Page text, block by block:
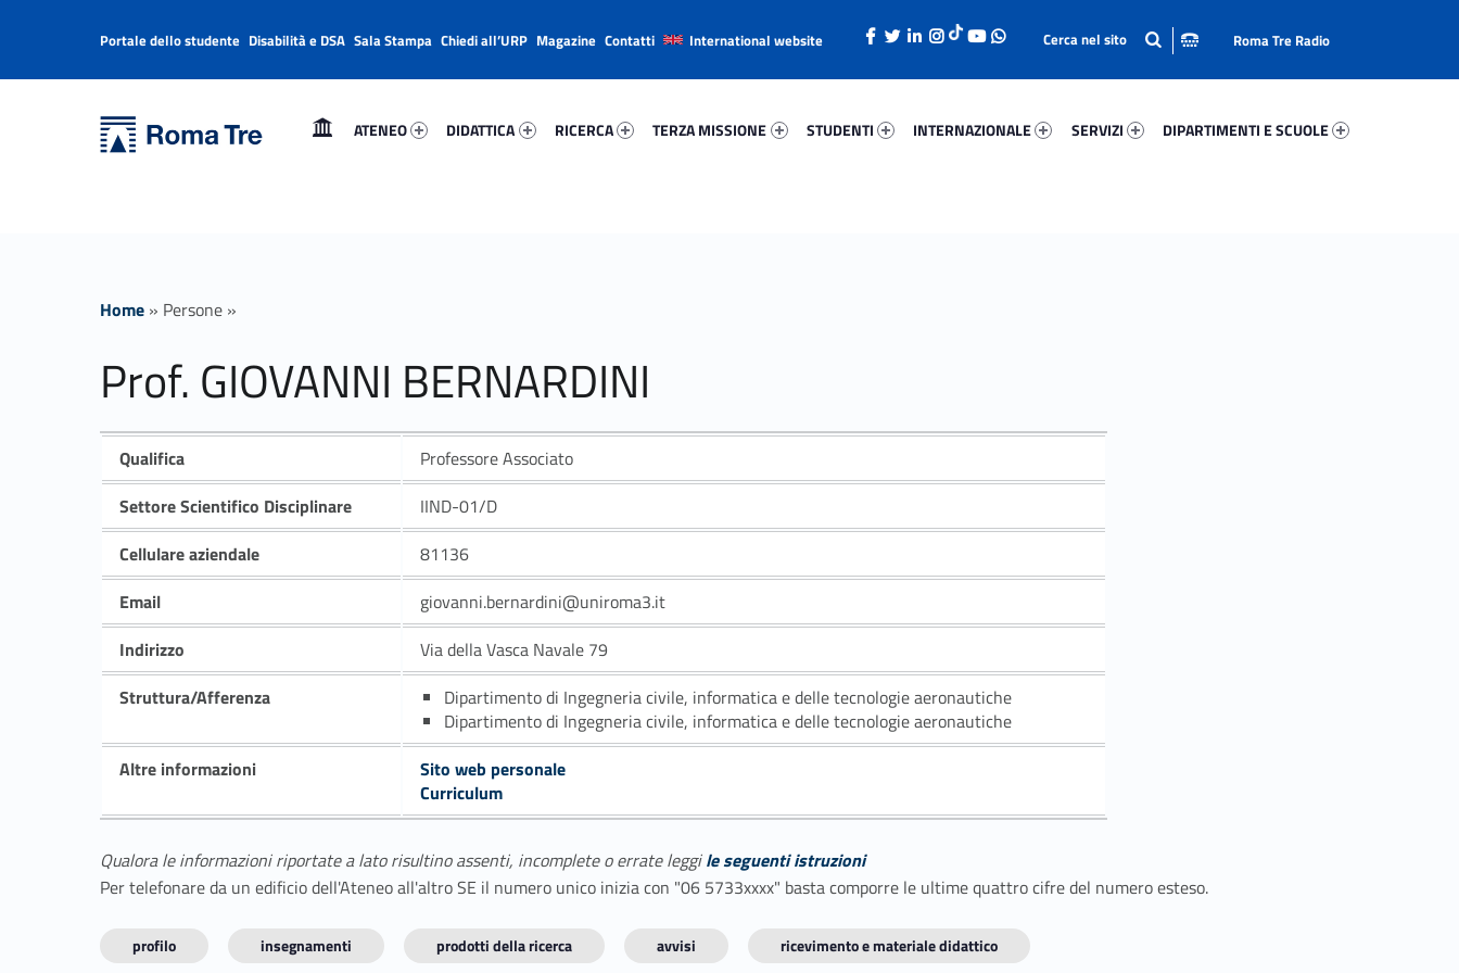
Prof. GIOVANNI BERNARDINI - Università Roma Tre
ATENEO
DIDATTICA
RICERCA
TERZA MISSIONE
STUDENTI
INTERNAZIONALE
SERVIZI
DIPARTIMENTI E SCUOLE
Header info sidebar
Portale dello studente Disabilità e DSA Sala Stampa Chiedi all’URP Magazine Contatti International website Roma Tre Radio
Home » Persone »
Prof. GIOVANNI BERNARDINI
Qualifica
Professore Associato
Settore Scientifico Disciplinare
IIND-01/D
Cellulare aziendale
81136
Email
giovanni.bernardini@uniroma3.it
Indirizzo
Via della Vasca Navale 79
Struttura/Afferenza
Dipartimento di Ingegneria civile, informatica e delle tecnologie aeronautiche
Dipartimento di Ingegneria civile, informatica e delle tecnologie aeronautiche
Altre informazioni
Sito web personale
Curriculum
Qualora le informazioni riportate a lato risultino assenti, incomplete o errate leggile seguenti istruzioni
Per telefonare da un edificio dell'Ateneo all'altro SE il numero unico inizia con "06 5733xxxx" basta comporre le ultime quattro cifre del numero esteso.
profilo insegnamenti prodotti della ricerca avvisi ricevimento e materiale didattico